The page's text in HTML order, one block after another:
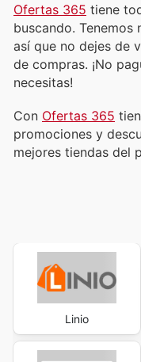
Ofertas 365 tiene
buscando.
así que no dejes de
de compras. ¡No
necesitas!
Con Ofertas 365
promociones y
mejores tiendas del
Linio